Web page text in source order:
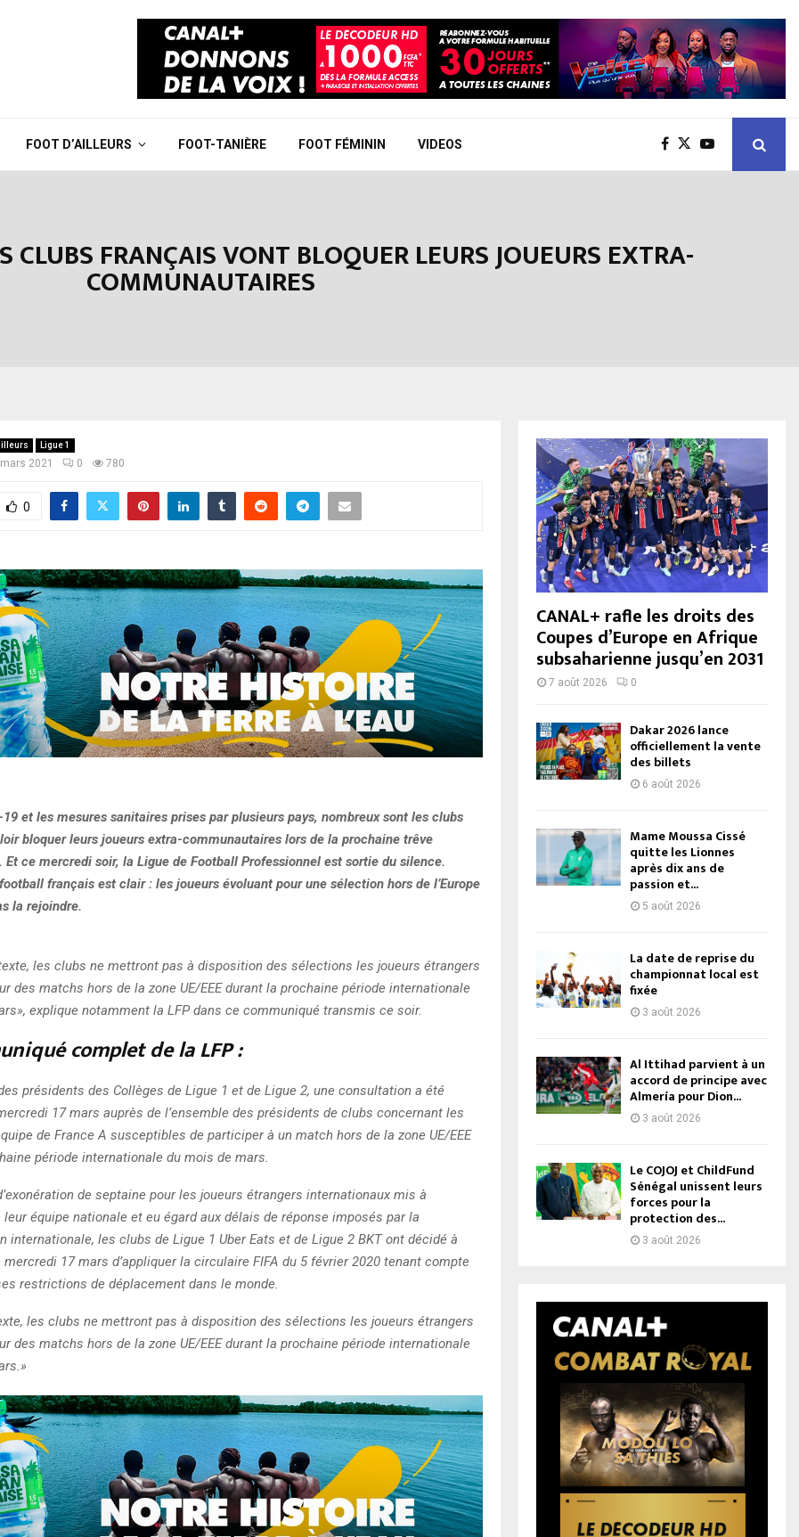
FOOT D’AILLEURS FOOT-TANIÈRE FOOT FÉMININ VIDEOS
CLUBS FRANÇAIS VONT BLOQUER LEURS JOUEURS EXTRA-
COMMUNAUTAIRES
Ligue 1
2021 0 780
0
et les mesures sanitaires prises par plusieurs pays, nombreux sont les clubs
bloquer leurs joueurs extra-communautaires lors de la prochaine trêve
Et ce mercredi soir, la Ligue de Football Professionnel est sortie du silence.
français est clair : les joueurs évoluant pour une sélection hors de l’Europe
la rejoindre.
les clubs ne mettront pas à disposition des sélections les joueurs étrangers
des matchs hors de la zone UE/EEE durant la prochaine période internationale
explique notamment la LFP dans ce communiqué transmis ce soir.
complet de la LFP :
présidents des Collèges de Ligue 1 et de Ligue 2, une consultation a été
17 mars auprès de l’ensemble des présidents de clubs concernant les
de France A susceptibles de participer à un match hors de la zone UE/EEE
période internationale du mois de mars.
de septaine pour les joueurs étrangers internationaux mis à
équipe nationale et eu égard aux délais de réponse imposés par la
internationale, les clubs de Ligue 1 Uber Eats et de Ligue 2 BKT ont décidé à
mercredi 17 mars d’appliquer la circulaire FIFA du 5 février 2020 tenant compte
restrictions de déplacement dans le monde.
les clubs ne mettront pas à disposition des sélections les joueurs étrangers
des matchs hors de la zone UE/EEE durant la prochaine période internationale
CANAL+ rafle les droits des
Coupes d’Europe en Afrique
subsaharienne jusqu’en 2031
7 août 2026 0
Dakar 2026 lance
officiellement la vente
des billets
6 août 2026
Mame Moussa Cissé
quitte les Lionnes
après dix ans de
passion et...
5 août 2026
La date de reprise du
championnat local est
fixée
3 août 2026
Al Ittihad parvient à un
accord de principe avec
Almería pour Dion...
3 août 2026
Le COJOJ et ChildFund
Sénégal unissent leurs
forces pour la
protection des...
3 août 2026